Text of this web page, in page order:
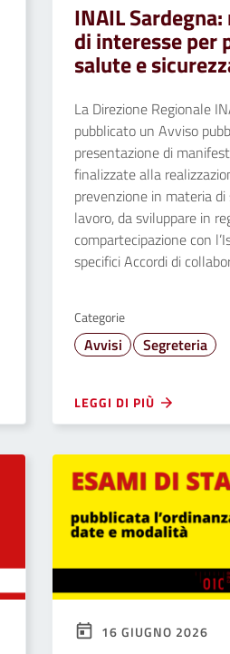
INAIL
di interesse per
salute e
La Direzione Regionale
pubblicato un Avviso
presentazione di
finalizzate alla
prevenzione in materia
lavoro, da sviluppare in
compartecipazione con
specifici Accordi di
Categorie
Avvisi Segreteria
LEGGI DI PIÙ
16 GIUGNO 2026